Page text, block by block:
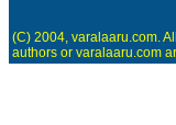
(C) 2004, varalaaru.com.
authors or varalaaru.com